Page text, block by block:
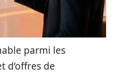
parmi les
d’offres de